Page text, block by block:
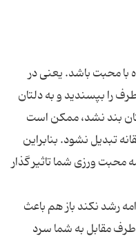
با محبت باشد. یعنی در
را بپسندید و به دلتان
بند نشد، ممکن است
تبدیل نشود. بنابراین
محبت ورزی شما تاثیر گذار
رشد نکند باز هم باعث
مقابل به شما سرد